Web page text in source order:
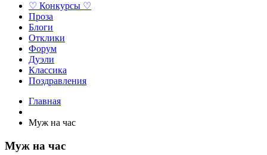
♡ Конкурсы ♡
Проза
Блоги
Отклики
Форум
Дуэли
Классика
Поздравления
Главная
Муж на час
Муж на час